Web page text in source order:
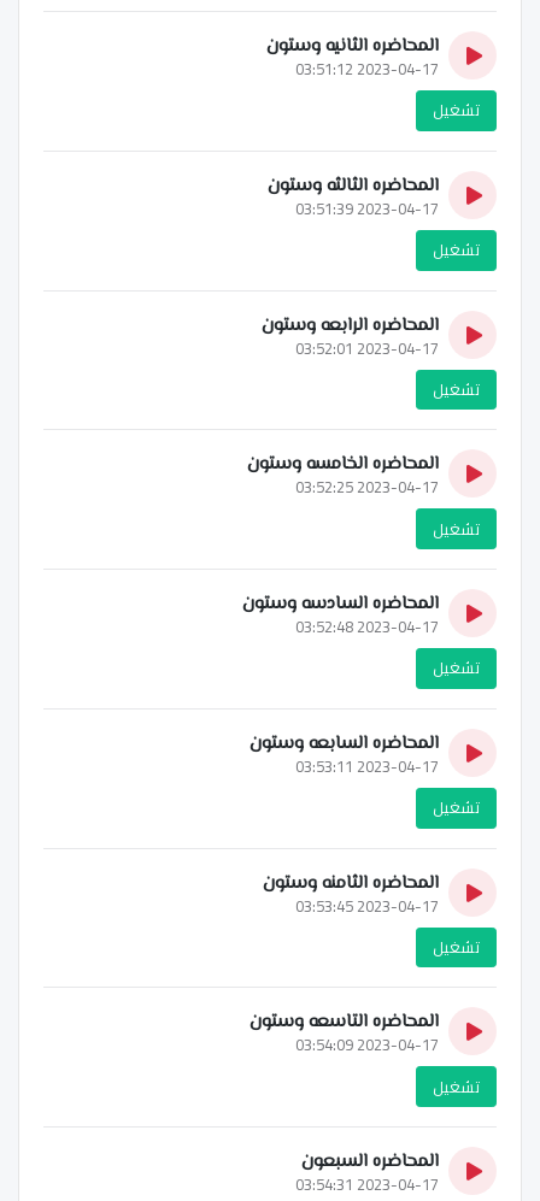
المحاضره الثانيه وستون
2023-04-17 03:51:12
تشغيل
المحاضره الثالثه وستون
2023-04-17 03:51:39
تشغيل
المحاضره الرابعه وستون
2023-04-17 03:52:01
تشغيل
المحاضره الخامسه وستون
2023-04-17 03:52:25
تشغيل
المحاضره السادسه وستون
2023-04-17 03:52:48
تشغيل
المحاضره السابعه وستون
2023-04-17 03:53:11
تشغيل
المحاضره الثامنه وستون
2023-04-17 03:53:45
تشغيل
المحاضره التاسعه وستون
2023-04-17 03:54:09
تشغيل
المحاضره السبعون
2023-04-17 03:54:31